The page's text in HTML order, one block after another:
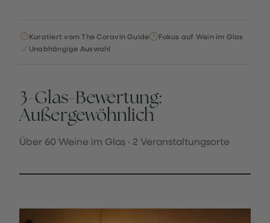
Kuratiert vom The Coravin Guide
Fokus auf Wein im Glas
Unabhängige Auswahl
3-Glas-Bewertung:
Außergewöhnlich
Über 60 Weine im Glas · 2 Veranstaltungsorte